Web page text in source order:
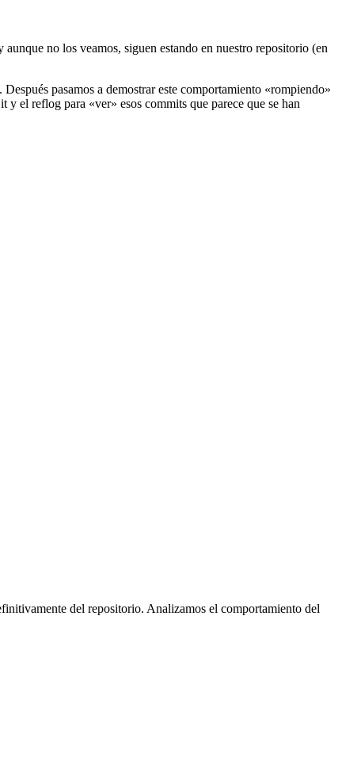
no los veamos, siguen estando en nuestro repositorio (en
pasamos a demostrar este comportamiento «rompiendo»
y el reflog para «ver» esos commits que parece que se han
del repositorio. Analizamos el comportamiento del